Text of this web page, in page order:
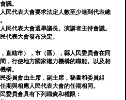
議。
民代表大會要求法定人數至少達到代表總
民代表大會選舉議長。演講者主持會議。
代表大會發布決定。
直轄市），市（區），縣人民委員會在同
，行使地方國家權力機構的職能。以及相
構。
委員會由主席，副主席，秘書和委員組
期與相應人民代表大會的任期相同。
委員會具有下列職責和權限：